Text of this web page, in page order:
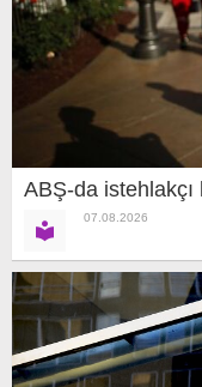
ABŞ-da
07.08.2026